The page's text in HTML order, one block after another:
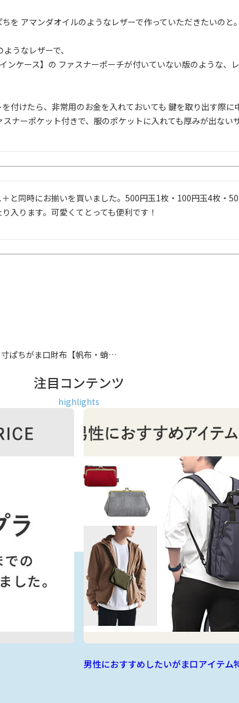
を アマンダオイルのようなレザーで作っていただきたいのと。
うなレザーで、
ンケース】の ファスナーポーチが付いていない版のような
付けたら、非常用のお金を入れておいても 鍵を取り出す際に
ナーポケット付きで、服のポケットに入れても厚みが出ない
と同時にお揃いを買いました。500円玉1枚・100円玉4枚・
入ります。可愛くてとっても便利です！
寸ぱちがま口財布【帆布・蛸…
注目コンテンツ
highlights
男性におすすめしたいがま口アイテム